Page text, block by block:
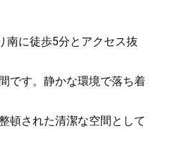
南に徒歩5分とアクセス抜
です。静かな環境で落ち着
頓された清潔な空間として